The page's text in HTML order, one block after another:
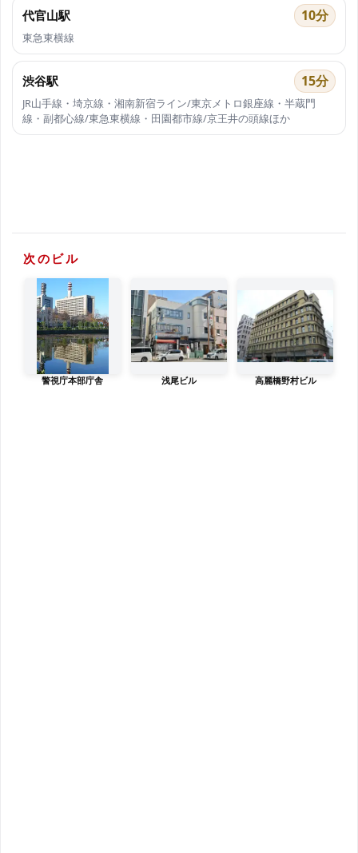
代官山駅 10分
東急東横線
渋谷駅 15分
JR山手線・埼京線・湘南新宿ライン/東京メトロ銀座線・半蔵門
線・副都心線/東急東横線・田園都市線/京王井の頭線ほか
次のビル
警視庁本部庁舎 浅尾ビル 高麗橋野村ビル